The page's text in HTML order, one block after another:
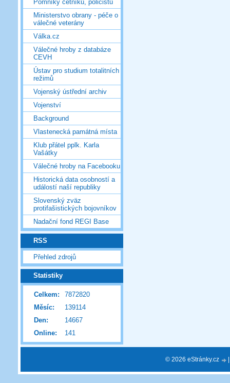
Pomníky četníků, policistů
Ministerstvo obrany - péče o
válečné veterány
Válka.cz
Válečné hroby z databáze
CEVH
Ústav pro studium totalitních
režimů
Vojenský ústřední archiv
Vojenství
Background
Vlastenecká památná místa
Klub přátel pplk. Karla
Vašátky
Válečné hroby na Facebooku
Historická data osobností a
událostí naší republiky
Slovenský zväz
protifašistických bojovníkov
Nadační fond REGI Base
RSS
Přehled zdrojů
Statistiky
Online: 141
Celkem:
7872820
Měsíc:
139114
Den:
14667
© 2026 eStránky.cz